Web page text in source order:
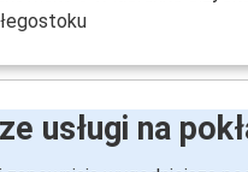
usługi na